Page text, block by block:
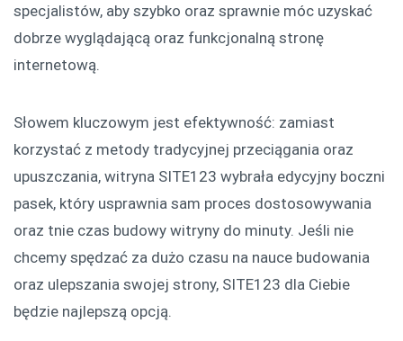
specjalistów, aby szybko oraz sprawnie móc uzyskać
dobrze wyglądającą oraz funkcjonalną stronę
internetową.
Słowem kluczowym jest efektywność: zamiast
korzystać z metody tradycyjnej przeciągania oraz
upuszczania, witryna SITE123 wybrała edycyjny boczni
pasek, który usprawnia sam proces dostosowywania
oraz tnie czas budowy witryny do minuty. Jeśli nie
chcemy spędzać za dużo czasu na nauce budowania
oraz ulepszania swojej strony, SITE123 dla Ciebie
będzie najlepszą opcją.